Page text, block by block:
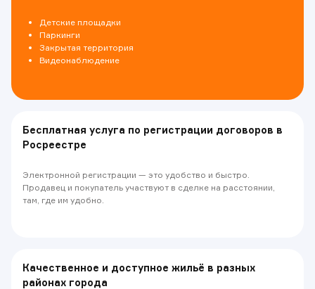
Детские площадки
Паркинги
Закрытая территория
Видеонаблюдение
Бесплатная услуга по регистрации договоров в
Росреестре
Электронной регистрации — это удобство и быстро.
Продавец и покупатель участвуют в сделке на расстоянии,
там, где им удобно.
Качественное и доступное жильё в разных
районах города